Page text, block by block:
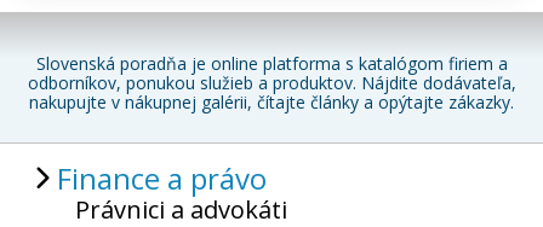
Slovenská poradňa je online platforma s katalógom firiem a
odborníkov, ponukou služieb a produktov. Nájdite dodávateľa,
nakupujte v nákupnej galérii, čítajte články a opýtajte zákazky.
Finance a právo
Právnici a advokáti